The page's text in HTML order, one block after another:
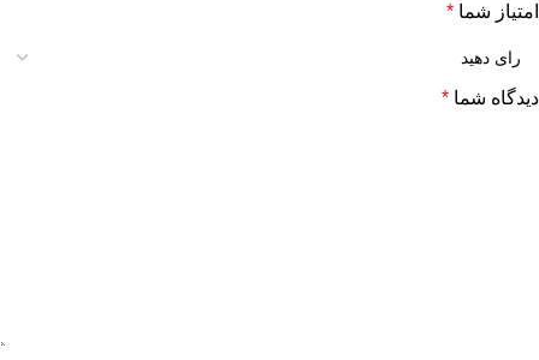
امتیاز شما *
دیدگاه شما *